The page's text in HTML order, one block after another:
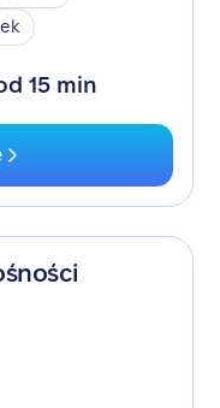
15 min